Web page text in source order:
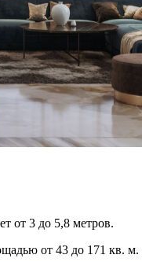
от 3 до 5,8 метров.
от 43 до 171 кв. м.